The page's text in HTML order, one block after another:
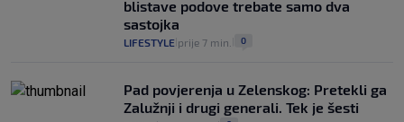
30. srp. 25
blistave podove trebate samo dva
sastojka
LIFESTYLE prije 7 min. 0
Pad povjerenja u Zelenskog: Pretekli ga
Zalužnji i drugi generali. Tek je šesti